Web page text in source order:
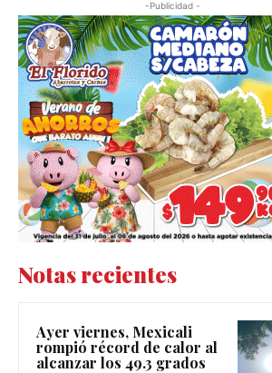
-Publicidad -
Notas recientes
Ayer viernes, Mexicali
rompió récord de calor al
alcanzar los 49.3 grados